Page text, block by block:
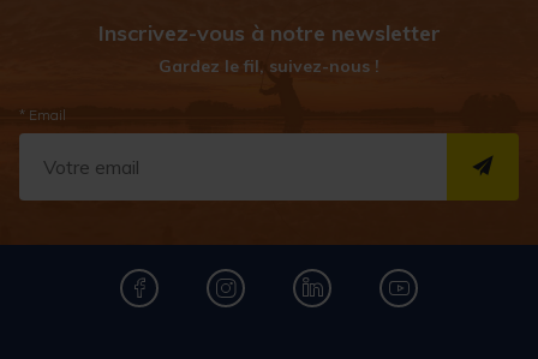
Inscrivez-vous à notre newsletter
Gardez le fil, suivez-nous !
* Email